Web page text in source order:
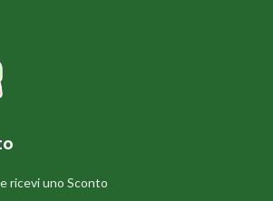
ricevi uno Sconto